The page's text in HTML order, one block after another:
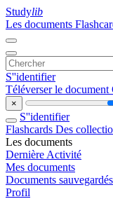
Studylib
Les documents
S''identifier
Téléverser le document
×
S''identifier
Flashcards Des
Les documents
Dernière Activité
Mes documents
Documents sauvegardés
Profil